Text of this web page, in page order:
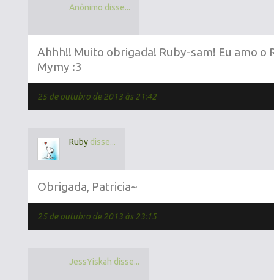
Anônimo disse...
Ahhh!! Muito obrigada! Ruby-sam! Eu amo o
Mymy :3
25 de outubro de 2013 às 21:42
Ruby disse...
Obrigada, Patricia~
25 de outubro de 2013 às 23:15
JessYiskah disse...